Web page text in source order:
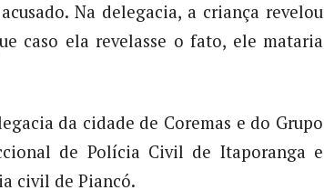
Na delegacia, a criança revelou
caso ela revelasse o fato, ele mataria
da cidade de Coremas e do Grupo
de Polícia Civil de Itaporanga e
civil de Piancó.